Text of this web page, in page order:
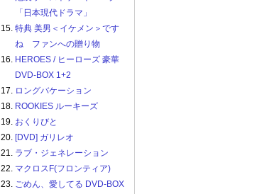
「日本現代ドラマ」
15. 特典 美男＜イケメン＞です
ね ファンへの贈り物
16. HEROES / ヒーローズ 豪華
DVD-BOX 1+2
17. ロングバケーション
18. ROOKIES ルーキーズ
19. おくりびと
20. [DVD] ガリレオ
21. ラブ・ジェネレーション
22. マクロスF(フロンティア)
23. ごめん、愛してる DVD-BOX